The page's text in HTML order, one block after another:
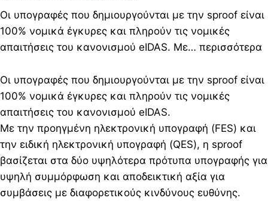
Οι υπογραφές που δημιουργούνται με την sproof είναι
100% νομικά έγκυρες και πληρούν τις νομικές
απαιτήσεις του κανονισμού eIDAS. Με… περισσότερα
Οι υπογραφές που δημιουργούνται με την sproof είναι
100% νομικά έγκυρες και πληρούν τις νομικές
απαιτήσεις του κανονισμού eIDAS.
Με την προηγμένη ηλεκτρονική υπογραφή (FES) και
την ειδική ηλεκτρονική υπογραφή (QES), η sproof
βασίζεται στα δύο υψηλότερα πρότυπα υπογραφής για
υψηλή συμμόρφωση και αποδεικτική αξία για
συμβάσεις με διαφορετικούς κινδύνους ευθύνης.